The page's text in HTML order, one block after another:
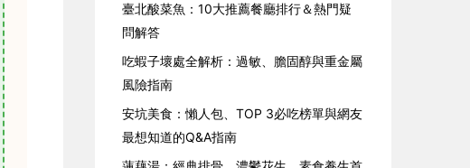
臺北酸菜魚：10大推薦餐廳排行＆熱門疑
問解答
吃蝦子壞處全解析：過敏、膽固醇與重金屬
風險指南
安坑美食：懶人包、TOP 3必吃榜單與網友
最想知道的Q&A指南